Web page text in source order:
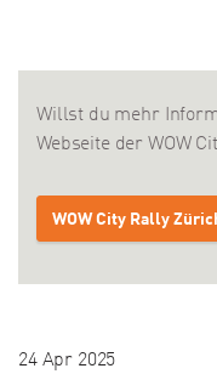
Willst du mehr
Webseite der WOW
WOW City Rally
24 Apr 2025